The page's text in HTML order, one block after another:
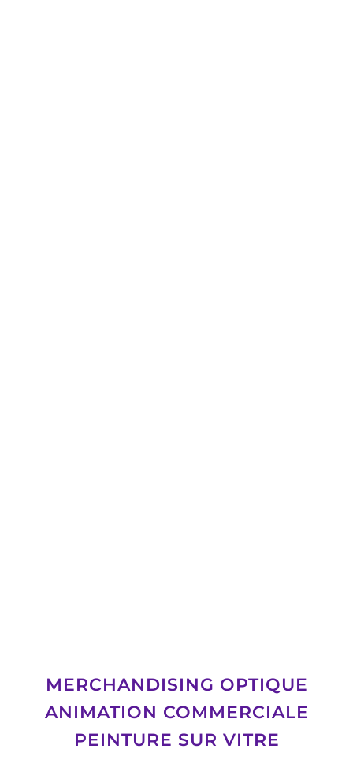
MERCHANDISING OPTIQUE
ANIMATION COMMERCIALE
PEINTURE SUR VITRE